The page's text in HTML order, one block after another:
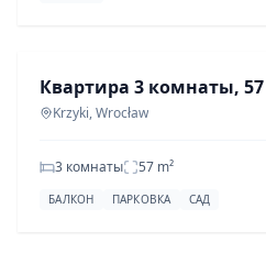
Krzyki, Wrocław
3 комнаты 57 m²
БАЛКОН ПАРКОВКА САД